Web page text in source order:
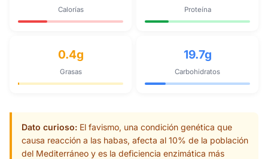
Calorías Proteína
0.4g
Grasas
19.7g
Carbohidratos
Dato curioso: El favismo, una condición genética que
causa reacción a las habas, afecta al 10% de la población
del Mediterráneo y es la deficiencia enzimática más